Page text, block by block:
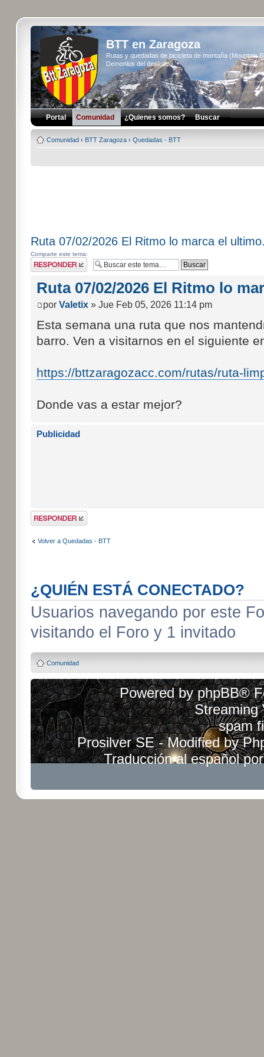
BTT en Zaragoza
Rutas y quedadas de bicicleta de montaña (Mountain
Demonios del desierto...
Portal Comunidad ¿Quienes somos? Buscar
Comunidad ‹ BTT Zaragoza ‹ Quedadas - BTT
Ruta 07/02/2026 El Ritmo lo marca el
Comparte este tema:
Publicar una
respuesta
Ruta 07/02/2026 El Ritmo lo
por Valetix» Jue Feb 05, 2026 11:14 pm
Esta semana una ruta que nos
barro. Ven a visitarnos en el siguiente
https://bttzaragozacc.com/rutas/ruta-
Donde vas a estar mejor?
Publicidad
Publicar una
respuesta
Volver a Quedadas - BTT
¿QUIÉN ESTÁ CONECTADO?
Usuarios navegando por este
visitando el Foro y 1 invitado
Comunidad
Powered byphpBB®
Streaming
spam
Prosilver SE - Modified by
Traducción al español